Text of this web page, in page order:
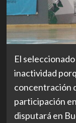
El
inactividad
concentración
participación
disputará en